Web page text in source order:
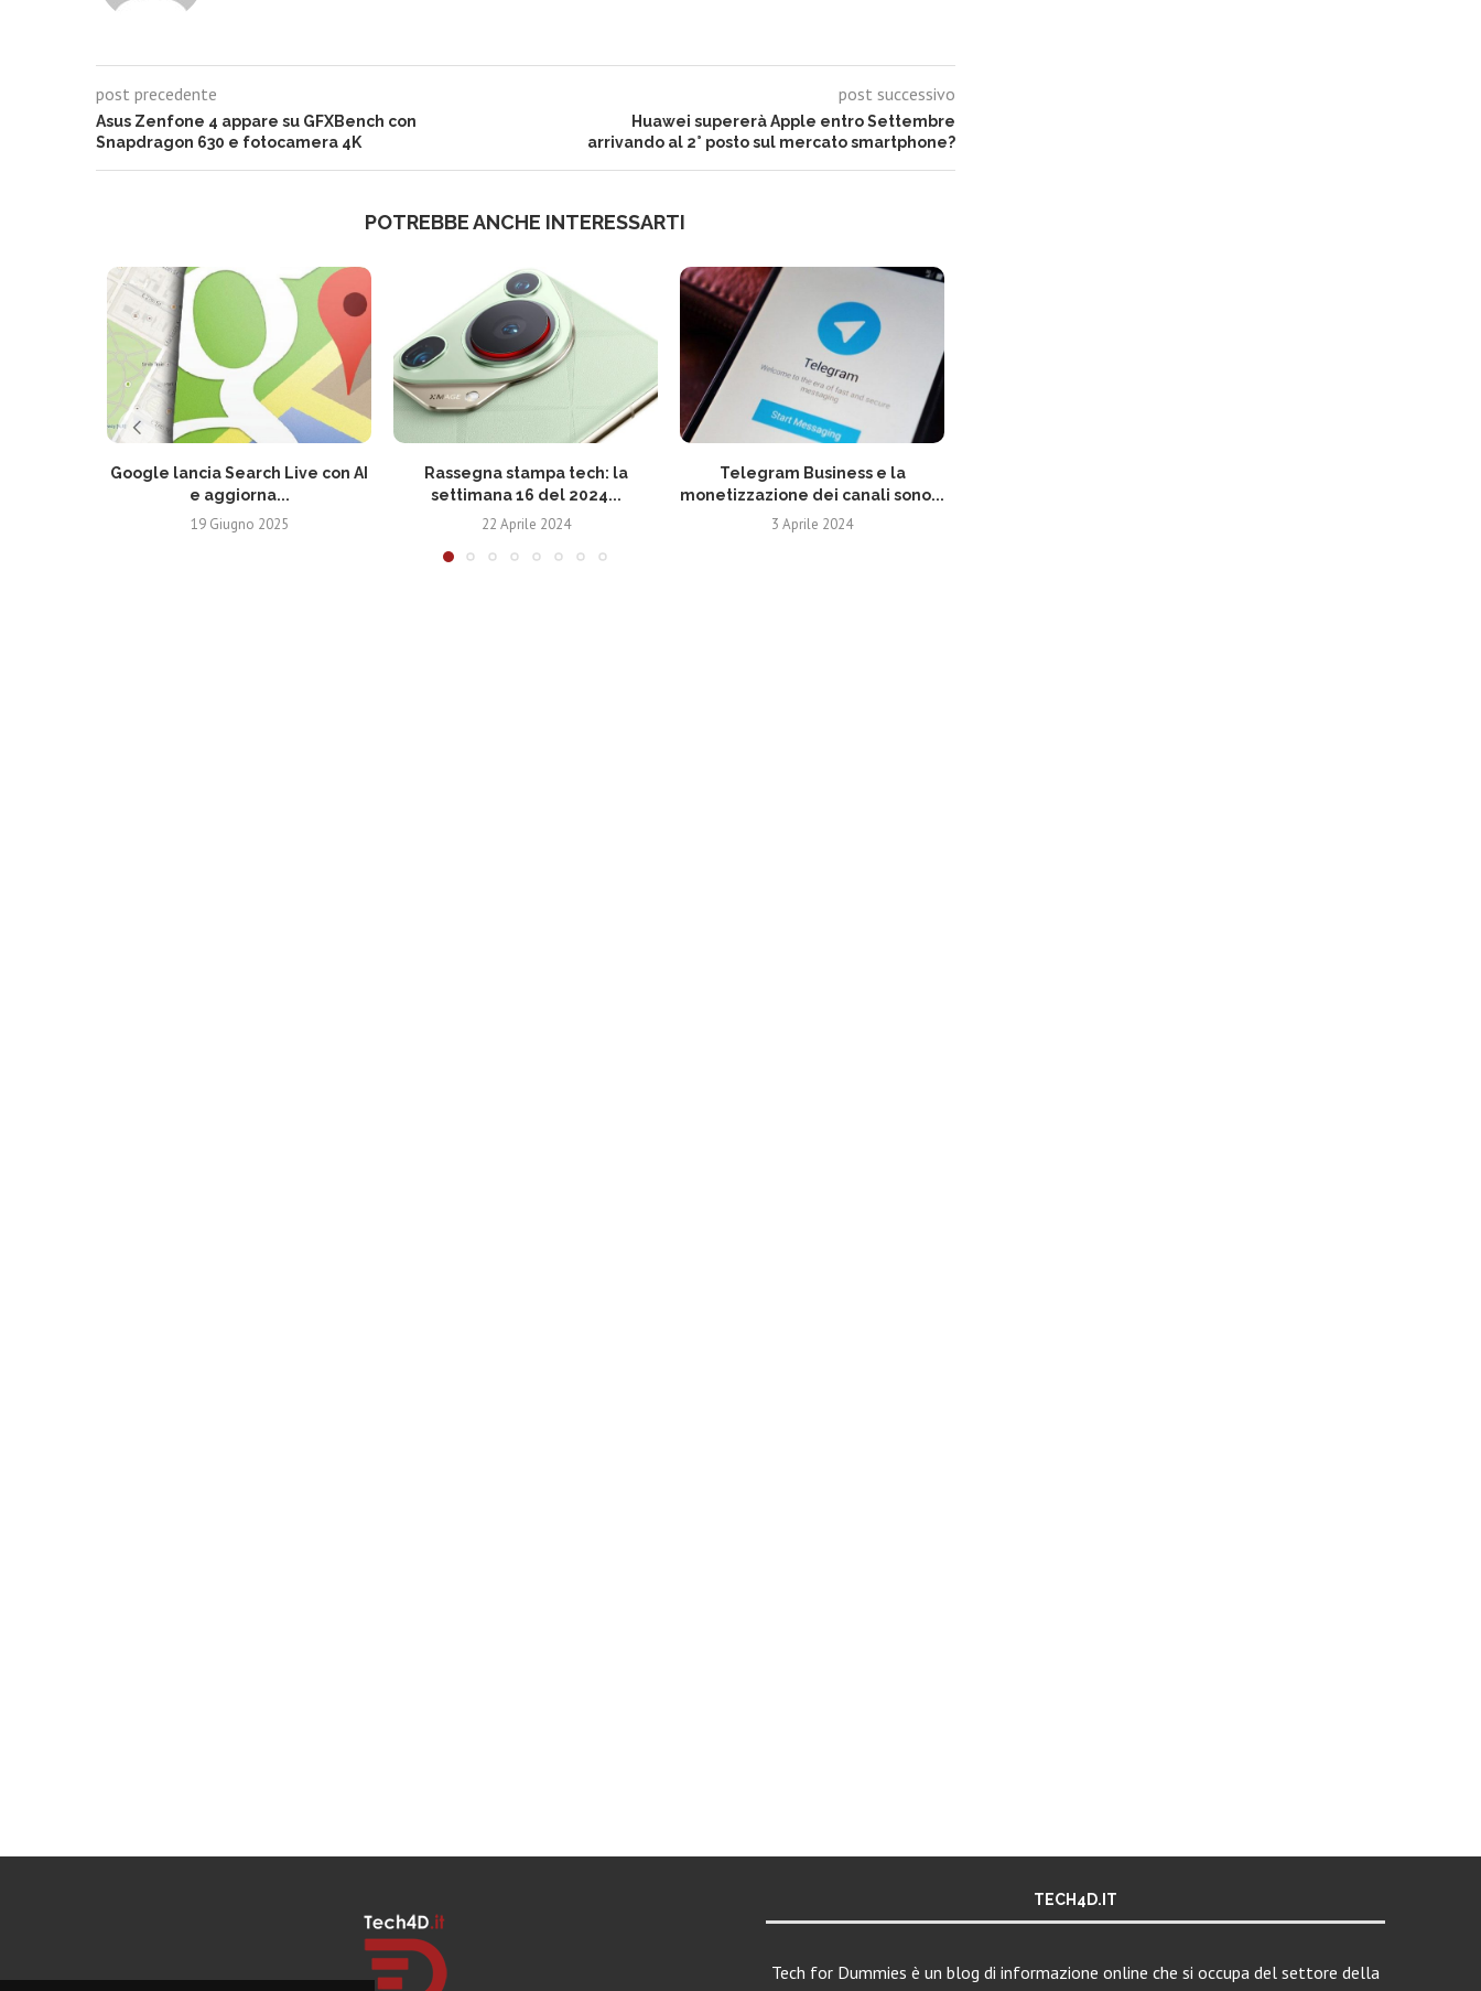
post precedente
Asus Zenfone 4 appare su GFXBench con
Snapdragon 630 e fotocamera 4K
post successivo
Huawei supererà Apple entro Settembre
arrivando al 2° posto sul mercato smartphone?
POTREBBE ANCHE INTERESSARTI
Google lancia Search Live con AI
e aggiorna...
19 Giugno 2025
Rassegna stampa tech: la
settimana 16 del 2024...
22 Aprile 2024
Telegram Business e la
monetizzazione dei canali sono...
3 Aprile 2024
TECH4D.IT
Tech for Dummies è un blog di informazione online che si occupa del settore della